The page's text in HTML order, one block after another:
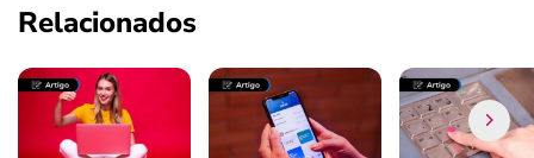
Relacionados